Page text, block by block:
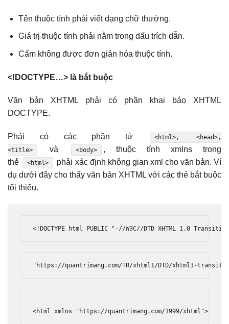
Tên thuộc tính phải viết dạng chữ thường.
Giá trị thuộc tính phải nằm trong dấu trích dẫn.
Cấm không được đơn giản hóa thuộc tính.
<!DOCTYPE…> là bắt buộc
Văn bản XHTML phải có phần khai báo XHTML
DOCTYPE.
Phải có các phần tử
<html>, <head>,
<title>
và <body>
, thuộc tính xmlns trong
thẻ
<html>
phải xác định không gian xml cho văn bản. Ví
dụ dưới đây cho thấy văn bản XHTML với các thẻ bắt buộc
tối thiểu.
<!DOCTYPE html PUBLIC "-//W3C//DTD XHTML 1.0
"https://quantrimang.com/TR/xhtml1/DTD/xhtml1-
<html xmlns="https://quantrimang.com/1999/xhtml">